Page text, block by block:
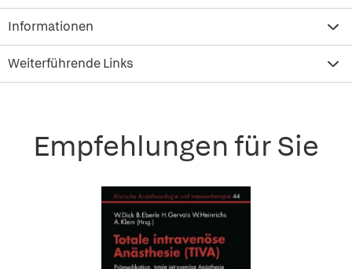
Informationen
Weiterführende Links
Empfehlungen für Sie